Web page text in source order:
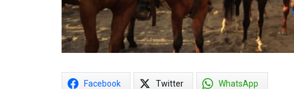
Facebook Twitter WhatsApp